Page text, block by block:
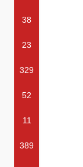
38
23
329
52
11
389